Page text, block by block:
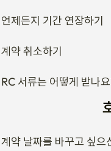
언제든지 기간 연장하기
계약 취소하기
RC 서류는 어떻게 받나
계약 날짜를 바꾸고 싶으